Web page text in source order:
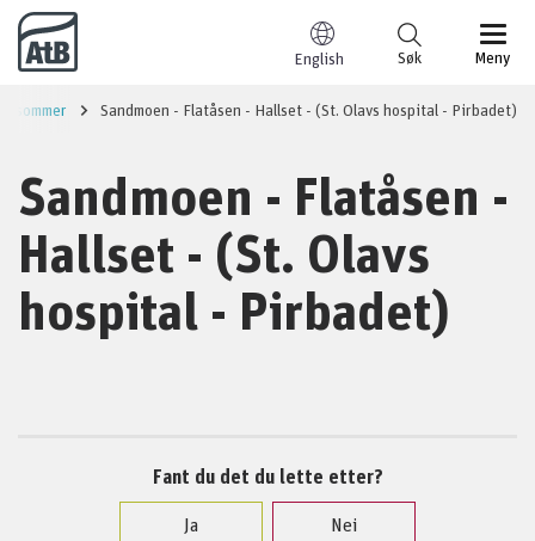
Til innhold
English Meny
Søk
sommer Sandmoen - Flatåsen - Hallset - (St. Olavs hospital - Pirbadet)
Sandmoen - Flatåsen -
Hallset - (St. Olavs
hospital - Pirbadet)
Fant du det du lette etter?
Ja
Nei